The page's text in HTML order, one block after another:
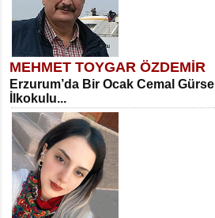
MEHMET TOYGAR ÖZDEMİR
Erzurum’da Bir Ocak Cemal Gürsel
İlkokulu...